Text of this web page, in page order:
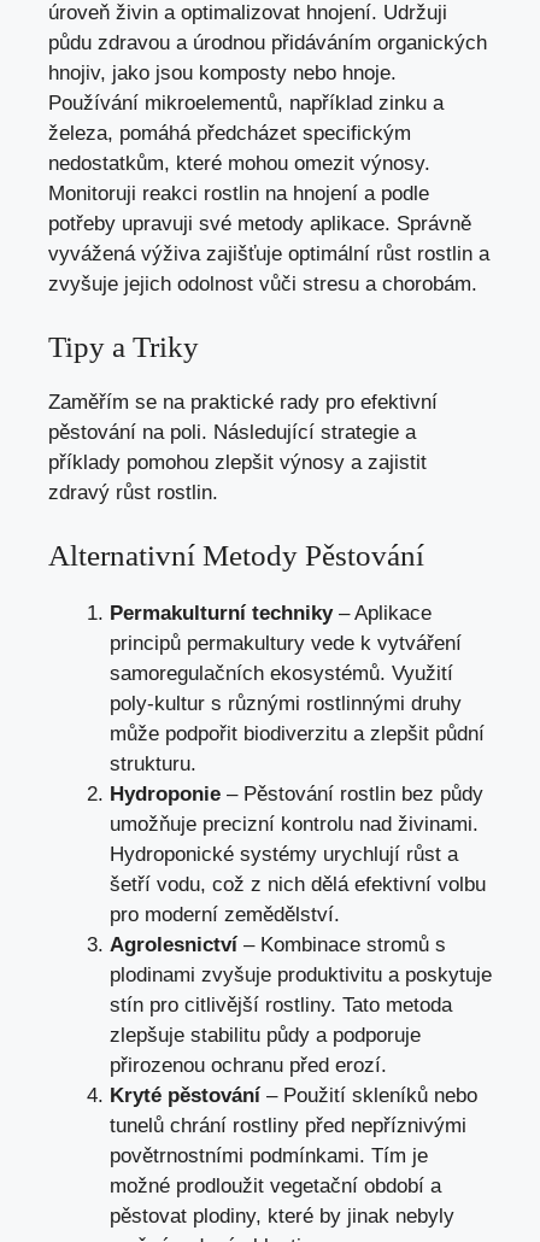
úroveň živin a optimalizovat hnojení. Udržuji
půdu zdravou a úrodnou přidáváním organických
hnojiv, jako jsou komposty nebo hnoje.
Používání mikroelementů, například zinku a
železa, pomáhá předcházet specifickým
nedostatkům, které mohou omezit výnosy.
Monitoruji reakci rostlin na hnojení a podle
potřeby upravuji své metody aplikace. Správně
vyvážená výživa zajišťuje optimální růst rostlin a
zvyšuje jejich odolnost vůči stresu a chorobám.
Tipy a Triky
Zaměřím se na praktické rady pro efektivní
pěstování na poli. Následující strategie a
příklady pomohou zlepšit výnosy a zajistit
zdravý růst rostlin.
Alternativní Metody Pěstování
Permakulturní techniky– Aplikace
principů permakultury vede k vytváření
samoregulačních ekosystémů. Využití
poly-kultur s různými rostlinnými druhy
může podpořit biodiverzitu a zlepšit půdní
strukturu.
Hydroponie – Pěstování rostlin bez půdy
umožňuje precizní kontrolu nad živinami.
Hydroponické systémy urychlují růst a
šetří vodu, což z nich dělá efektivní volbu
pro moderní zemědělství.
Agrolesnictví – Kombinace stromů s
plodinami zvyšuje produktivitu a poskytuje
stín pro citlivější rostliny. Tato metoda
zlepšuje stabilitu půdy a podporuje
přirozenou ochranu před erozí.
Kryté pěstování – Použití skleníků nebo
tunelů chrání rostliny před nepříznivými
povětrnostními podmínkami. Tím je
možné prodloužit vegetační období a
pěstovat plodiny, které by jinak nebyly